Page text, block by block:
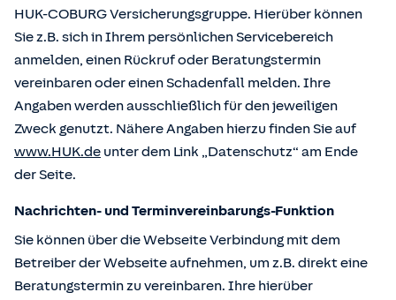
HUK-COBURG Versicherungsgruppe. Hierüber können
Sie z.B. sich in Ihrem persönlichen Servicebereich
anmelden, einen Rückruf oder Beratungstermin
vereinbaren oder einen Schadenfall melden. Ihre
Angaben werden ausschließlich für den jeweiligen
Zweck genutzt. Nähere Angaben hierzu finden Sie auf
www.HUK.de unter dem Link „Datenschutz“ am Ende
der Seite.
Nachrichten- und Terminvereinbarungs-Funktion
Sie können über die Webseite Verbindung mit dem
Betreiber der Webseite aufnehmen, um z.B. direkt eine
Beratungstermin zu vereinbaren. Ihre hierüber